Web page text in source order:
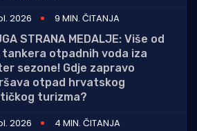
2026
9 MIN. ČITANJA
STRANA MEDALJE: Više od
tankera otpadnih voda iza
sezone! Gdje zapravo
otpad hrvatskog
turizma?
2026
4 MIN. ČITANJA